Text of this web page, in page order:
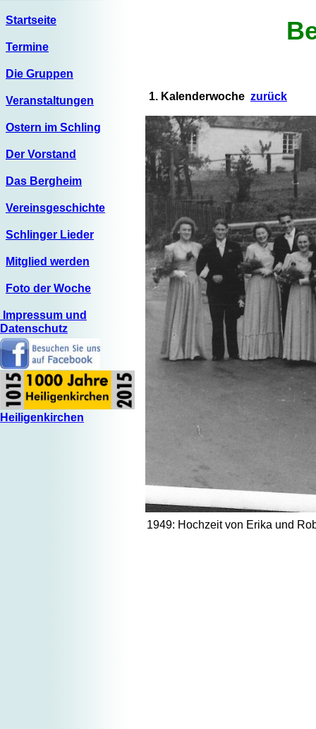
Startseite
Termine
Die Gruppen
Veranstaltungen
Ostern im Schling
Der Vorstand
Das Bergheim
Vereinsgeschichte
Schlinger Lieder
Mitglied werden
Foto der Woche
Impressum und
Datenschutz
Heiligenkirchen
1. Kalenderwoche zurück
1949: Hochzeit von Erika und